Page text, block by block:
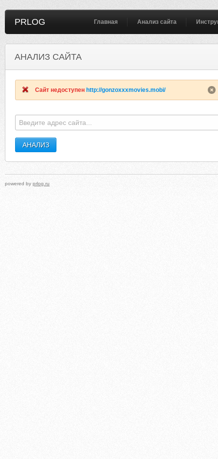
PRLOG Главная Анализ сайта
АНАЛИЗ САЙТА
Сайт недоступен http://gonzoxxxmovies.mobi/
powered by prlog.ru